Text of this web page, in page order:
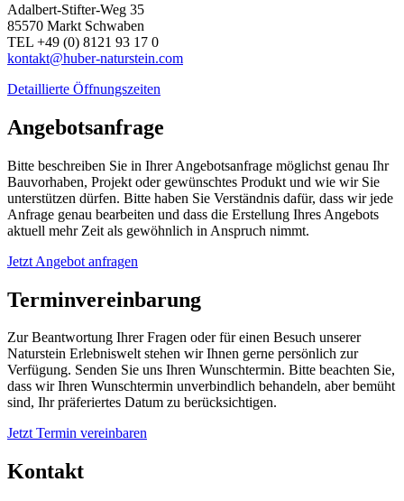
Adalbert-Stifter-Weg 35
85570 Markt Schwaben
TEL +49 (0) 8121 93 17 0
kontakt@huber-naturstein.com
Detaillierte Öffnungszeiten
Angebotsanfrage
Bitte beschreiben Sie in Ihrer Angebotsanfrage möglichst genau Ihr
Bauvorhaben, Projekt oder gewünschtes Produkt und wie wir Sie
unterstützen dürfen. Bitte haben Sie Verständnis dafür, dass wir jede
Anfrage genau bearbeiten und dass die Erstellung Ihres Angebots
aktuell mehr Zeit als gewöhnlich in Anspruch nimmt.
Jetzt Angebot anfragen
Terminvereinbarung
Zur Beantwortung Ihrer Fragen oder für einen Besuch unserer
Naturstein Erlebniswelt stehen wir Ihnen gerne persönlich zur
Verfügung. Senden Sie uns Ihren Wunschtermin. Bitte beachten Sie,
dass wir Ihren Wunschtermin unverbindlich behandeln, aber bemüht
sind, Ihr präferiertes Datum zu berücksichtigen.
Jetzt Termin vereinbaren
Kontakt